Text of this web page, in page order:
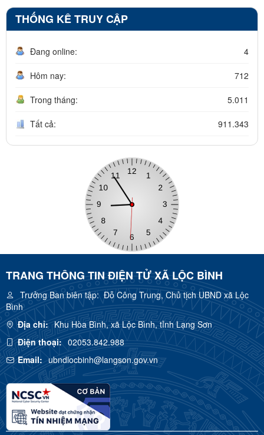
THỐNG KÊ TRUY CẬP
Đang online: 4
Hôm nay: 712
Trong tháng: 5.011
Tất cả: 911.343
TRANG THÔNG TIN ĐIỆN TỬ XÃ LỘC BÌNH
Trưởng Ban biên tập:Đỗ Công Trung, Chủ tịch UBND xã Lộc
Bình
Địa chỉ: Khu Hòa Bình, xã Lộc Bình, tỉnh Lạng Sơn
Điện thoại: 02053.842.988
Email: ubndlocbinh@langson.gov.vn